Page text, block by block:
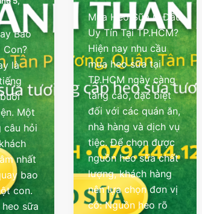
Bao
Con?
là
Một
câu hỏi
nhất
bao
con.
sữa
Mua Heo Sữa Ở Đâu
Uy Tín Tại TP.HCM?
Hiện nay nhu cầu
mua heo sữa tại
TP.HCM ngày càng
tăng cao, đặc biệt
đối với các quán ăn,
nhà hàng và dịch vụ
tiệc. Để chọn được
nguồn heo sữa chất
lượng, khách hàng
nên lựa chọn đơn vị
có: Nguồn heo rõ